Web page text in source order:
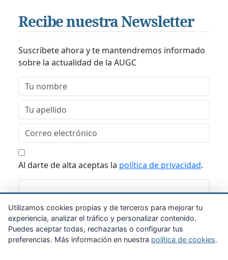
Recibe nuestra Newsletter
Suscríbete ahora y te mantendremos informado
sobre la actualidad de la AUGC
Al darte de alta aceptas la política de privacidad.
Suscribirme
Utilizamos cookies propias y de terceros para mejorar tu
experiencia, analizar el tráfico y personalizar contenido.
Puedes aceptar todas, rechazarlas o configurar tus
preferencias. Más información en nuestra política de cookies.